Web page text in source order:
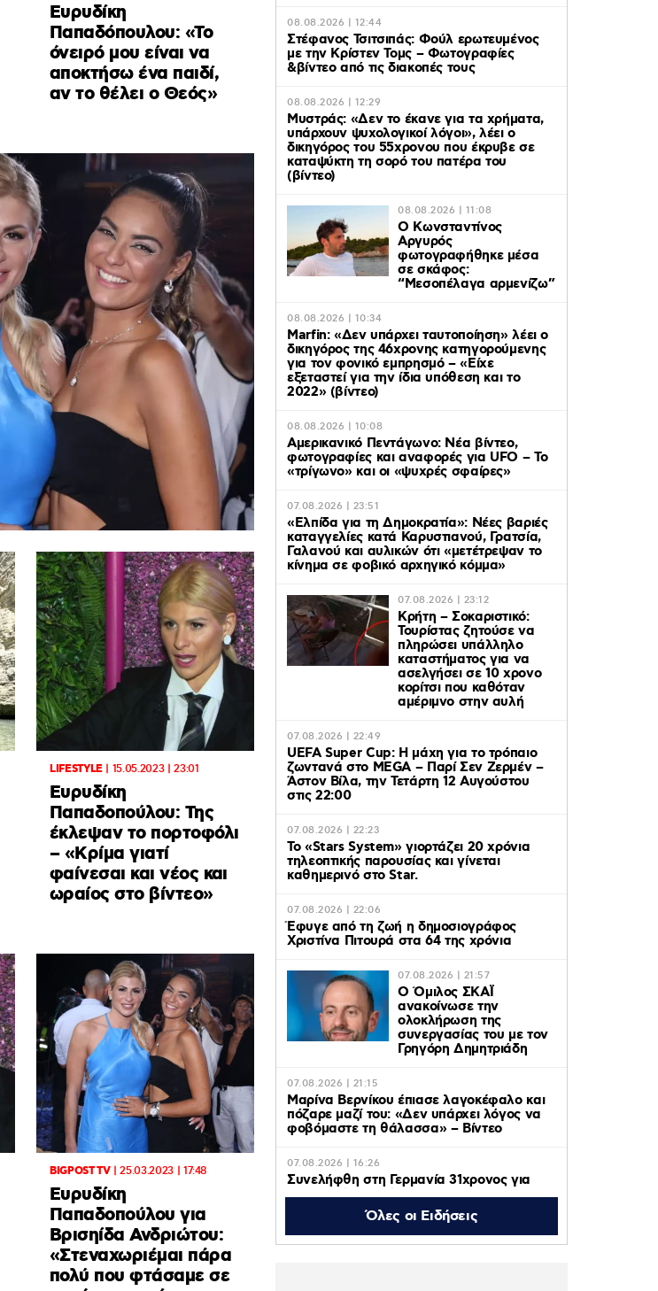
Ευρυδίκη
Παπαδόπουλου: «Το
όνειρό μου είναι να
αποκτήσω ένα παιδί,
αν το θέλει ο Θεός»
LIFESTYLE| 15.05.2023 | 23:01
Ευρυδίκη
Παπαδοπούλου: Της
έκλεψαν το πορτοφόλι
– «Κρίμα γιατί
φαίνεσαι και νέος και
ωραίος στο βίντεο»
BIGPOST TV|25.03.2023 | 17:48
Ευρυδίκη
Παπαδοπούλου για
Βρισηίδα Ανδριώτου:
«Στεναχωριέμαι πάρα
πολύ που φτάσαμε σε
08.08.2026 | 12:44
Στέφανος Τσιτσιπάς: Φούλ ερωτευμένος
με την Κρίστεν Τομς – Φωτογραφίες
&βίντεο από τις διακοπές τους
08.08.2026 | 12:29
Μυστράς: «Δεν το έκανε για τα χρήματα,
υπάρχουν ψυχολογικοί λόγοι», λέει ο
δικηγόρος του 55χρονου που έκρυβε σε
καταψύκτη τη σορό του πατέρα του
(βίντεο)
08.08.2026 | 11:08
Ο Κωνσταντίνος
Αργυρός
φωτογραφήθηκε μέσα
σε σκάφος:
“Μεσοπέλαγα αρμενίζω”
08.08.2026 | 10:34
Marfin: «Δεν υπάρχει ταυτοποίηση» λέει ο
δικηγόρος της 46χρονης κατηγορούμενης
για τον φονικό εμπρησμό – «Είχε
εξεταστεί για την ίδια υπόθεση και το
2022» (βίντεο)
08.08.2026 | 10:08
Αμερικανικό Πεντάγωνο: Νέα βίντεο,
φωτογραφίες και αναφορές για UFO – Το
«τρίγωνο» και οι «ψυχρές σφαίρες»
07.08.2026 | 23:51
«Ελπίδα για τη Δημοκρατία»: Νέες βαριές
καταγγελίες κατά Καρυστιανού, Γρατσία,
Γαλανού και αυλικών ότι «μετέτρεψαν το
κίνημα σε φοβικό αρχηγικό κόμμα»
07.08.2026 | 23:12
Κρήτη – Σοκαριστικό:
Τουρίστας ζητούσε να
πληρώσει υπάλληλο
καταστήματος για να
ασελγήσει σε 10 χρονο
κορίτσι που καθόταν
αμέριμνο στην αυλή
07.08.2026 | 22:49
UEFA Super Cup: Η μάχη για το τρόπαιο
ζωντανά στο MEGA – Παρί Σεν Ζερμέν –
Άστον Βίλα, την Τετάρτη 12 Αυγούστου
στις 22:00
07.08.2026 | 22:23
Το «Stars System» γιορτάζει 20 χρόνια
τηλεοπτικής παρουσίας και γίνεται
καθημερινό στο Star.
07.08.2026 | 22:06
Έφυγε από τη ζωή η δημοσιογράφος
Χριστίνα Πιτουρά στα 64 της χρόνια
07.08.2026 | 21:57
Ο Όμιλος ΣΚΑΪ
ανακοίνωσε την
ολοκλήρωση της
συνεργασίας του με τον
Γρηγόρη Δημητριάδη
07.08.2026 | 21:15
Μαρίνα Βερνίκου έπιασε λαγοκέφαλο και
πόζαρε μαζί του: «Δεν υπάρχει λόγος να
φοβόμαστε τη θάλασσα» – Βίντεο
07.08.2026 | 16:26
Συνελήφθη στη Γερμανία 31χρονος για
δολοφονίες μελών της Greek Mafia,
κατηγορείται και για την εκτέλεση με 97
σφαίρες του Βαγγέλη Ζαμπούνη
Όλες οι Ειδήσεις